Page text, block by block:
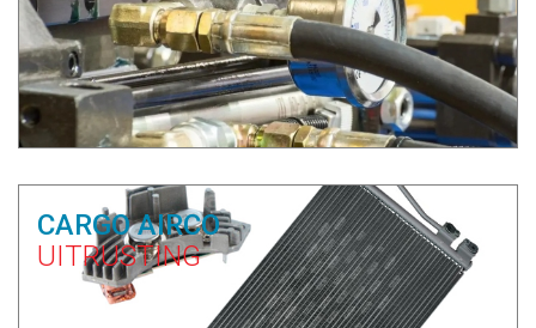
CARGO AIRCO
UITRUSTING